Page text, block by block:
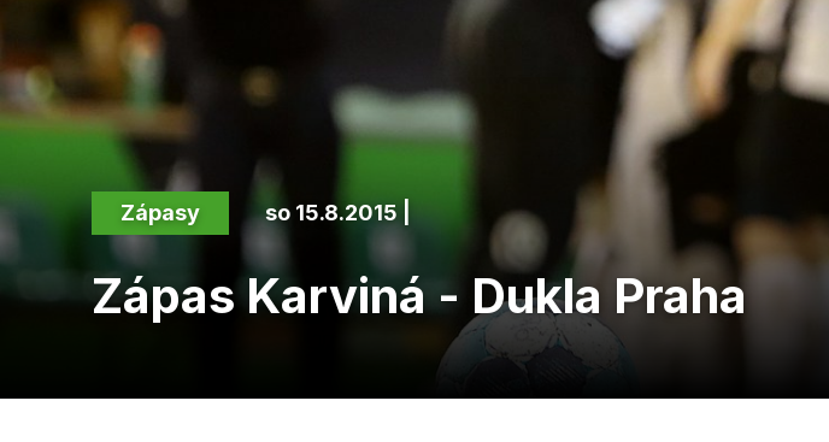
Zápasy so 15.8.2015 |
Zápas Karviná - Dukla Praha